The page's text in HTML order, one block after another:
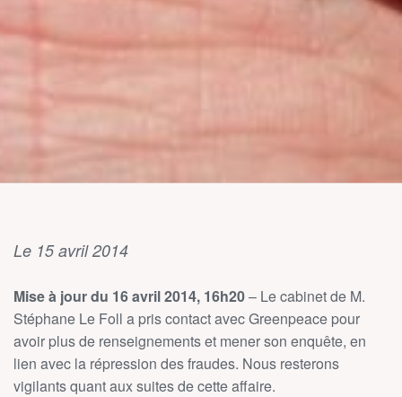
Le 15 avril 2014
Mise à jour du 16 avril 2014, 16h20– Le cabinet de M.
Stéphane Le Foll a pris contact avec Greenpeace pour
avoir plus de renseignements et mener son enquête, en
lien avec la répression des fraudes. Nous resterons
vigilants quant aux suites de cette affaire.